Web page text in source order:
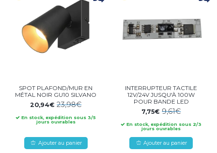
SPOT PLAFOND/MUR EN
MÉTAL NOIR GU10 SILVANO
20,94€23,98€
En stock, expédition sous 3/5
jours ouvrables
Ajouter au panier
INTERRUPTEUR TACTILE
12V/24V JUSQU'À 100W
POUR BANDE LED
7,75€9,61€
En stock, expédition sous 2/3
jours ouvrables
Ajouter au panier